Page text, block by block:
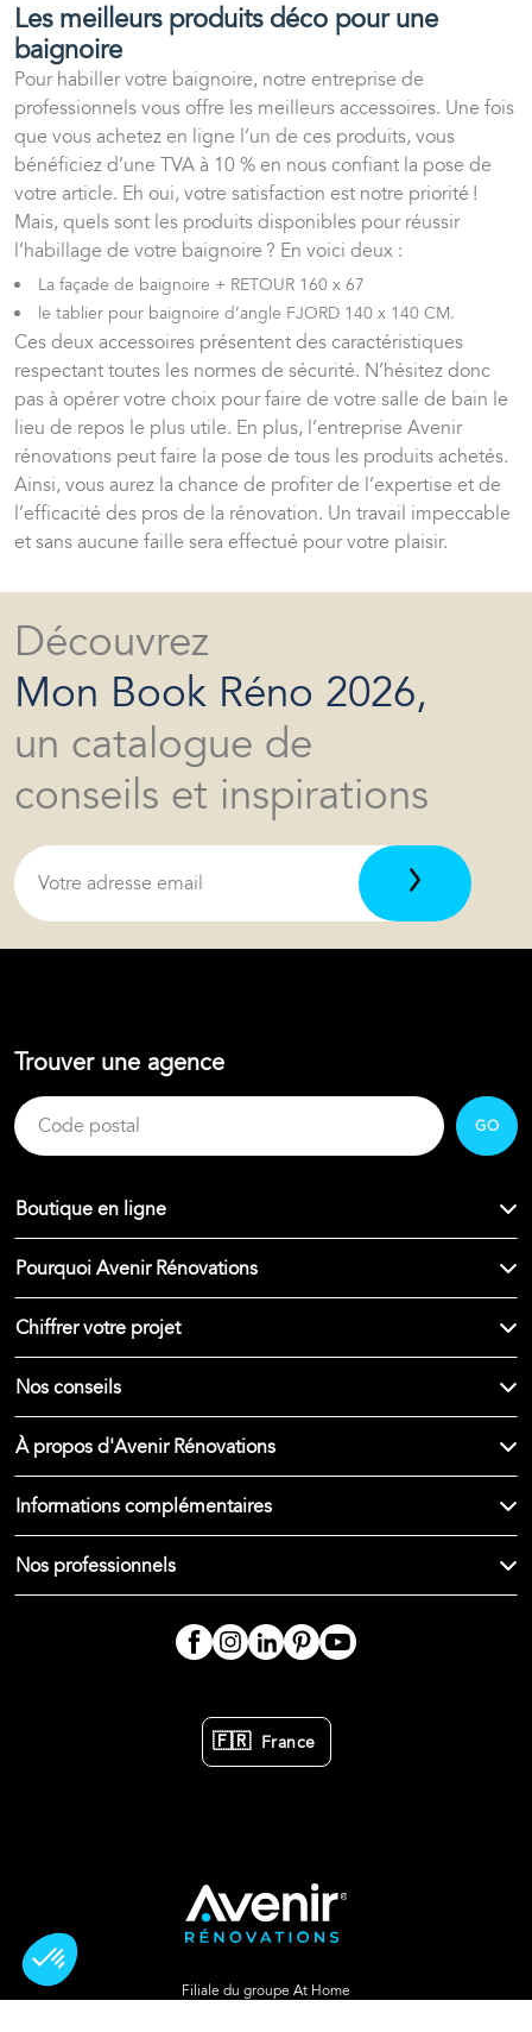
Les meilleurs produits déco pour une
baignoire
Pour habiller votre baignoire, notre entreprise de
professionnels vous offre les meilleurs accessoires. Une fois
que vous achetez en ligne l’un de ces produits, vous
bénéficiez d’une TVA à 10 % en nous confiant la pose de
votre article. Eh oui, votre satisfaction est notre priorité !
Mais, quels sont les produits disponibles pour réussir
l’habillage de votre baignoire ? En voici deux :
La façade de baignoire + RETOUR 160 x 67
le tablier pour baignoire d’angle FJORD 140 x 140 CM.
Ces deux accessoires présentent des caractéristiques
respectant toutes les normes de sécurité. N’hésitez donc
pas à opérer votre choix pour faire de votre salle de bain le
lieu de repos le plus utile. En plus, l’entreprise Avenir
rénovations peut faire la pose de tous les produits achetés.
Ainsi, vous aurez la chance de profiter de l’expertise et de
l’efficacité des pros de la rénovation. Un travail impeccable
et sans aucune faille sera effectué pour votre plaisir.
Découvrez
Mon Book Réno 2026,
un catalogue de
conseils et inspirations
Trouver une agence
GO
Boutique en ligne
Pourquoi Avenir Rénovations
Chiffrer votre projet
Nos conseils
À propos d'Avenir Rénovations
Informations complémentaires
Nos professionnels
🇫🇷 France
Filiale du groupe At Home